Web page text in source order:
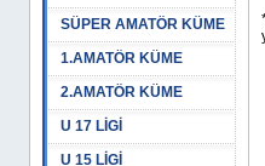
SÜPER AMATÖR KÜME
1.AMATÖR KÜME
2.AMATÖR KÜME
U 17 LİGİ
U 15 LİGİ